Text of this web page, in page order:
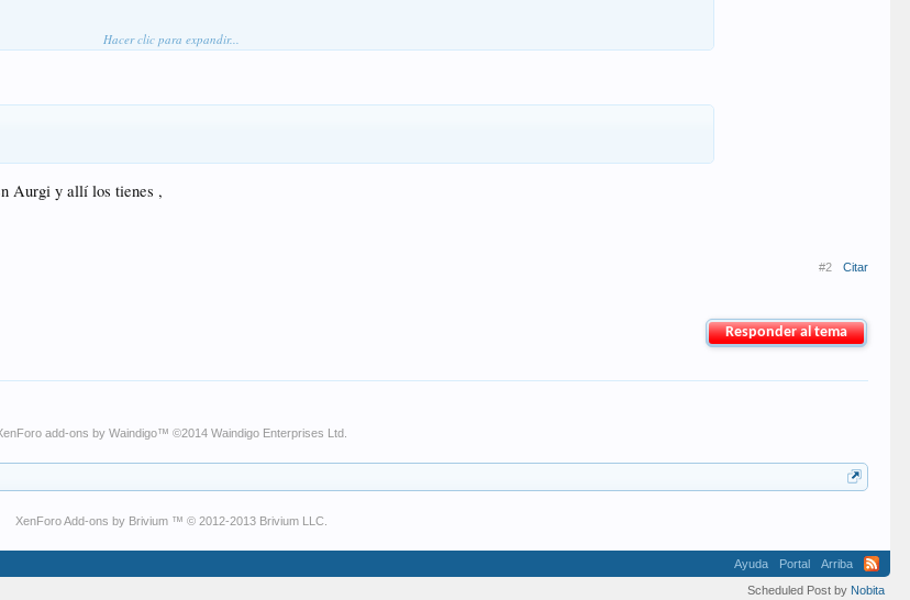
sirve:
Hacer clic para expandir...
Aurgi y allí los tienes ,
#2 Citar
Responder al tema
add-ons by Waindigo™ ©2014 Waindigo Enterprises Ltd
XenForo Add-ons by Brivium ™ © 2012-2013 Brivium LLC.
Ayuda Portal
Arriba
Scheduled Post by Nobita